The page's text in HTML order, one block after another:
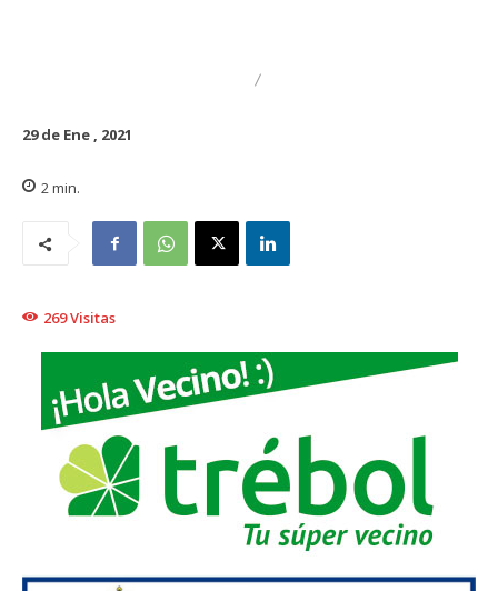
29 de Ene , 2021
2 min.
269Visitas